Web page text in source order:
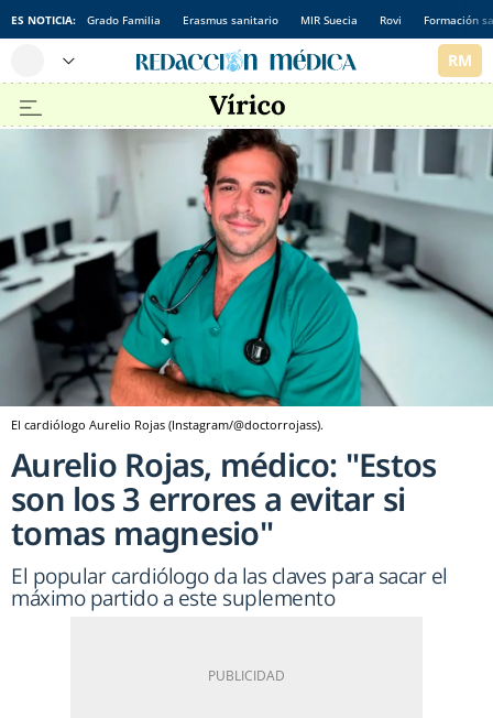
ES NOTICIA: Grado Familia Erasmus sanitario MIR Suecia Rovi Formación
El cardiólogo Aurelio Rojas (Instagram/@doctorrojass).
Aurelio Rojas, médico: "Estos
son los 3 errores a evitar si
tomas magnesio"
El popular cardiólogo da las claves para sacar el
máximo partido a este suplemento